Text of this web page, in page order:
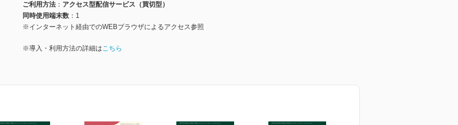
ご利用方法
アクセス型配信サービス（買切型）
同時使用端末数
1
※インターネット経由でのWEBブラウザによるアクセス参照
※導入・利用方法の詳細はこちら